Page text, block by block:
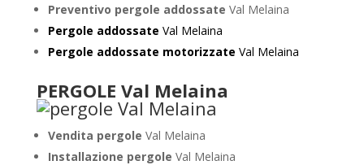
Preventivo pergole addossate Val Melaina
Pergole addossate Val Melaina
Pergole addossate motorizzate Val Melaina
PERGOLE Val Melaina
Vendita pergole Val Melaina
Installazione pergole Val Melaina